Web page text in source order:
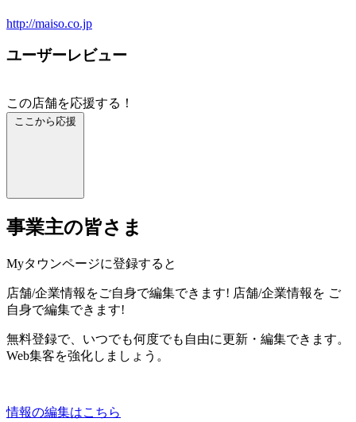
http://maiso.co.jp
ユーザーレビュー
この店舗を応援する！
ここから応援
事業主の皆さま
Myタウンページに登録すると
店舗/企業情報をご自身で編集できます! 店舗/企業情報を ご
自身で編集できます!
無料登録で、いつでも何度でも自由に更新・編集できます。
Web集客を強化しましょう。
情報の編集はこちら